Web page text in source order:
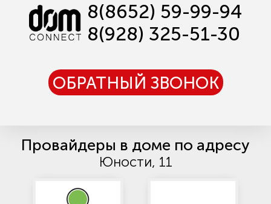
8(8652) 59-99-94
8(928) 325-51-30
ОБРАТНЫЙ ЗВОНОК
Провайдеры в доме по адресу
Юности, 11